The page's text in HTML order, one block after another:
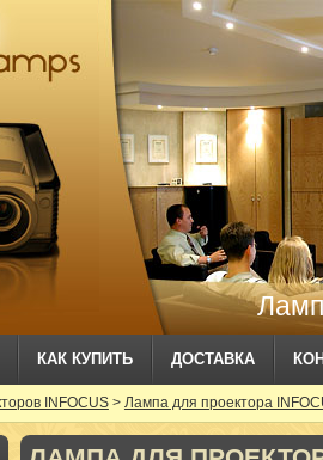
КАК КУПИТЬ ДОСТАВКА
INFOCUS> Лампа для проектора